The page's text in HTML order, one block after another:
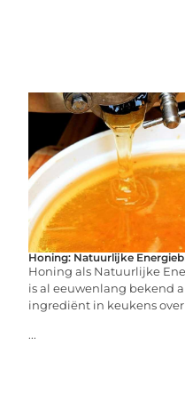
Honing: Natuurlijke
Honing als Natuurlijke
is al eeuwenlang bekend
ingrediënt in keukens
...